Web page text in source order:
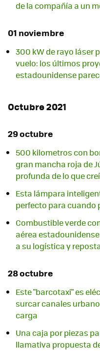
de la compañía a un
01 noviembre
300 kW de rayo láser
vuelo: los últimos
estadounidense
Octubre 2021
29 octubre
500 kilometros con
gran mancha roja de
profunda de lo que
Esta lámpara
perfecto para cuando
Combustible verde
aérea
a su logística y
28 octubre
Este "barcotaxi" es
surcar canales
carga
Una caja por piezas
llamativa propuesta